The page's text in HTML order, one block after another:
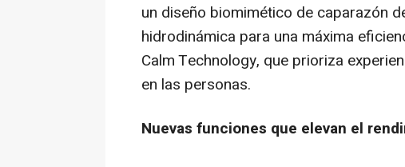
un diseño biomimético de caparazón
hidrodinámica para una máxima
Calm Technology, que prioriza
en las personas.
Nuevas funciones que elevan el